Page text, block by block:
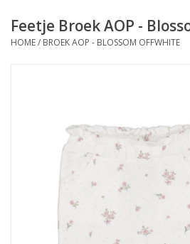
Baby
Schoenen en Tassen
Speelgoed
Feetje Broek AOP -
HOME/ BROEK AOP - BLOSSOM OFFWHITE